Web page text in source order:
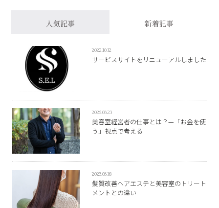
人気記事 新着記事
2022.10.12
サービスサイトをリニューアルしました
2025.03.23
美容室経営者の仕事とは？—「お金を使
う」視点で考える
2023.03.18
髪質改善ヘアエステと美容室のトリート
メントとの違い